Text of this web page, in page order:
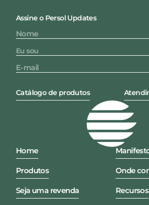
Assine o Persol Updates
Catálogo de produtos
Home
Produtos Onde
Seja uma revenda Recursos